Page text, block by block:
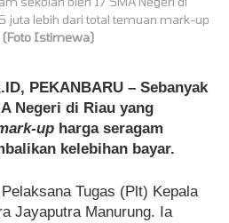
juta lebih dari total temuan mark-up
(Foto Istimewa)
PEKANBARU – Sebanyak
Negeri di Riau yang
up harga seragam
kelebihan bayar.
Tugas (Plt) Kepala
Jayaputra Manurung. Ia